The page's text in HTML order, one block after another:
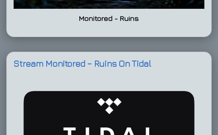
Monitored - Ruins
Stream Monitored – Ruins On Tidal